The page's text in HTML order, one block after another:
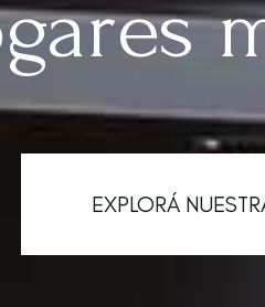
EXPLORÁ